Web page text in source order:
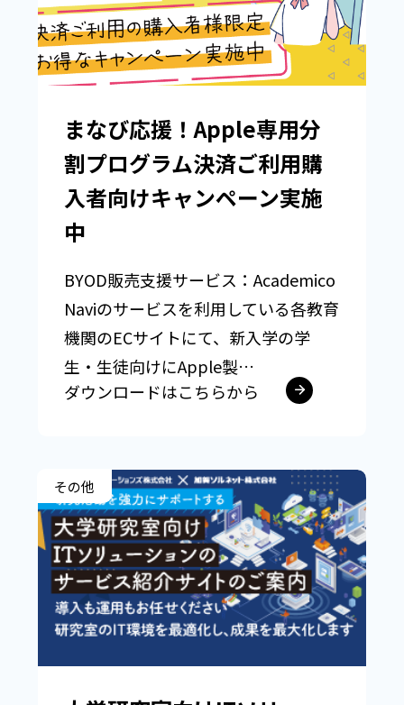
まなび応援！Apple専用分
割プログラム決済ご利用購
入者向けキャンペーン実施
中
BYOD販売支援サービス：Academico
Naviのサービスを利用している各教育
機関のECサイトにて、新入学の学
生・生徒向けにApple製…
ダウンロードはこちらから
その他